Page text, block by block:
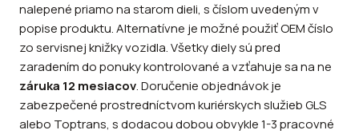
nalepené priamo na starom dieli, s číslom uvedeným v
popise produktu. Alternatívne je možné použiť OEM číslo
zo servisnej knižky vozidla. Všetky diely sú pred
zaradením do ponuky kontrolované a vzťahuje sa na ne
záruka 12 mesiacov. Doručenie objednávok je
zabezpečené prostredníctvom kuriérskych služieb GLS
alebo Toptrans, s dodacou dobou obvykle 1-3 pracovné